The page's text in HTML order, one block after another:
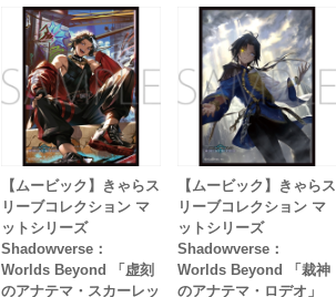
【ムービック】きゃらス
リーブコレクション マ
ットシリーズ
Shadowverse：
Worlds Beyond 「虚刻
のアナテマ・スカーレッ
【ムービック】きゃらス
リーブコレクション マ
ットシリーズ
Shadowverse：
Worlds Beyond 「裁神
のアナテマ・ロデオ」